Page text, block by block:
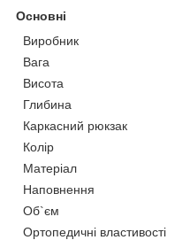
Основні
Виробник
Вага
Висота
Глибина
Каркасний рюкзак
Колір
Матеріал
Наповнення
Об`єм
Ортопедичні властивості